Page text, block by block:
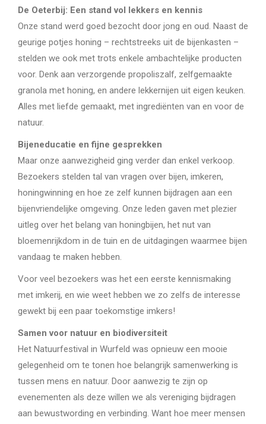
De Oeterbij: Een stand vol lekkers en kennis
Onze stand werd goed bezocht door jong en oud. Naast de
geurige potjes honing – rechtstreeks uit de bijenkasten –
stelden we ook met trots enkele ambachtelijke producten
voor. Denk aan verzorgende propoliszalf, zelfgemaakte
granola met honing, en andere lekkernijen uit eigen keuken.
Alles met liefde gemaakt, met ingrediënten van en voor de
natuur.
Bijeneducatie en fijne gesprekken
Maar onze aanwezigheid ging verder dan enkel verkoop.
Bezoekers stelden tal van vragen over bijen, imkeren,
honingwinning en hoe ze zelf kunnen bijdragen aan een
bijenvriendelijke omgeving. Onze leden gaven met plezier
uitleg over het belang van honingbijen, het nut van
bloemenrijkdom in de tuin en de uitdagingen waarmee bijen
vandaag te maken hebben.
Voor veel bezoekers was het een eerste kennismaking
met imkerij, en wie weet hebben we zo zelfs de interesse
gewekt bij een paar toekomstige imkers!
Samen voor natuur en biodiversiteit
Het Natuurfestival in Wurfeld was opnieuw een mooie
gelegenheid om te tonen hoe belangrijk samenwerking is
tussen mens en natuur. Door aanwezig te zijn op
evenementen als deze willen we als vereniging bijdragen
aan bewustwording en verbinding. Want hoe meer mensen